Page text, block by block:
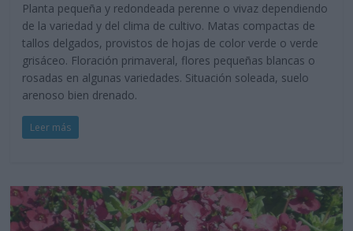
Planta pequeña y redondeada perenne o vivaz dependiendo
de la variedad y del clima de cultivo. Matas compactas de
tallos delgados, provistos de hojas de color verde o verde
grisáceo. Floración primaveral, flores pequeñas blancas o
rosadas en algunas variedades. Situación soleada, suelo
arenoso bien drenado.
Leer más